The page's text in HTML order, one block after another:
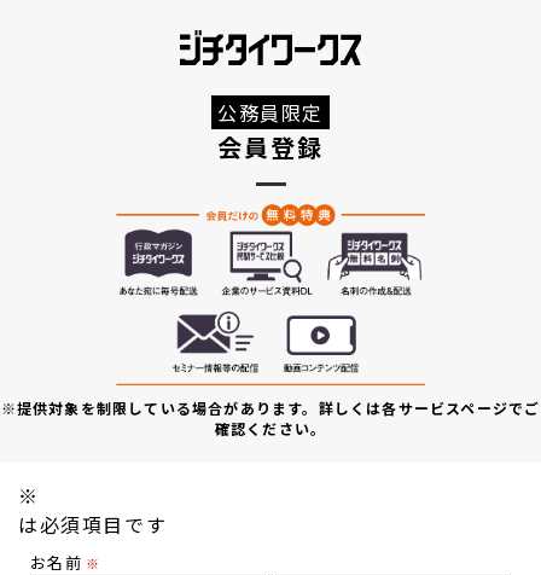
公務員限定
会員登録
※提供対象を制限している場合があります。詳しくは各サービスページでご
確認ください。
※
は必須項目です
お名前 ※